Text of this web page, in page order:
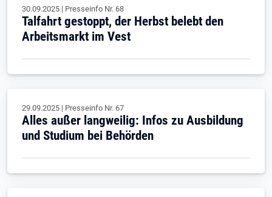
30.09.2025 | Presseinfo Nr. 68
Talfahrt gestoppt, der Herbst belebt den
Arbeitsmarkt im Vest
29.09.2025 | Presseinfo Nr. 67
Alles außer langweilig: Infos zu Ausbildung
und Studium bei Behörden